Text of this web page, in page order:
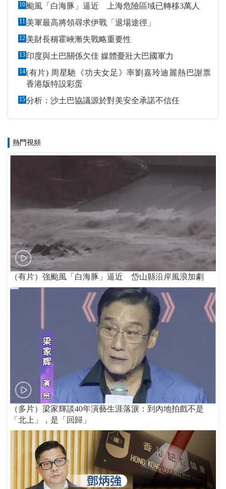
10 颱風「白海豚」逼近 上海危險區域已轉移3萬人
11 美軍最高將領尋求伊戰「退場途徑」
12 美財長稱霍峽漸失戰略重要性
13 印度與土巴關係欠佳 媒體憂壯大巴國軍力
14(有片) 周星馳《功夫女足》率劉嘉玲迪麗熱巴謝票
香港版特設彩蛋
15分析：沙土巴協議源於對美安全承諾不信任
熱門視頻
（有片）強颱風「白海豚」逼近 岱山縣沿岸風浪加劇
（多片）梁家輝談40年演藝生涯落淚：到內地拍戲不是
「北上」，是「回歸」